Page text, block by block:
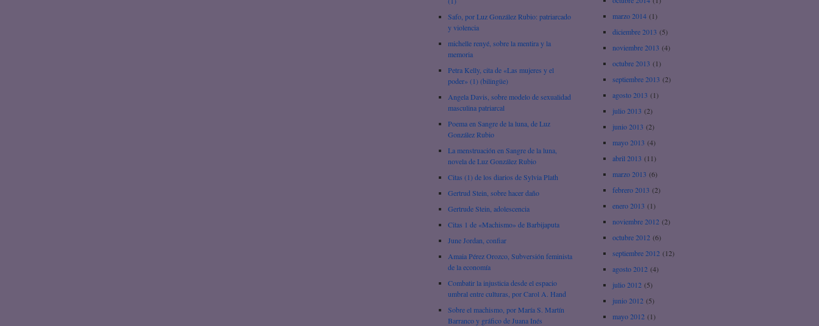
Safo, por Luz González Rubio: patriarcado
y violencia
michelle renyé, sobre la mentira y la
memoria
Petra Kelly, cita de «Las mujeres y el
poder» (1) (bilingüe)
Angela Davis, sobre modelo de sexualidad
masculina patriarcal
Poema en Sangre de la luna, de Luz
González Rubio
La menstruación en Sangre de la luna,
novela de Luz González Rubio
Citas (1) de los diarios de Sylvia Plath
Gertrud Stein, sobre hacer daño
Gertrude Stein, adolescencia
Citas 1 de «Machismo» de Barbijaputa
June Jordan, confiar
Amaia Pérez Orozco, Subversión feminista
de la economía
Combatir la injusticia desde el espacio
umbral entre culturas, por Carol A. Hand
Sobre el machismo, por María S. Martín
Barranco y gráfico de Juana Inés
marzo 2014 (1)
diciembre 2013 (5)
noviembre 2013 (4)
octubre 2013 (1)
septiembre 2013 (2)
agosto 2013 (1)
julio 2013 (2)
junio 2013 (2)
mayo 2013 (4)
abril 2013 (11)
marzo 2013 (6)
febrero 2013 (2)
enero 2013 (1)
noviembre 2012 (2)
octubre 2012 (6)
septiembre 2012 (12)
agosto 2012 (4)
julio 2012 (5)
junio 2012 (5)
mayo 2012 (1)